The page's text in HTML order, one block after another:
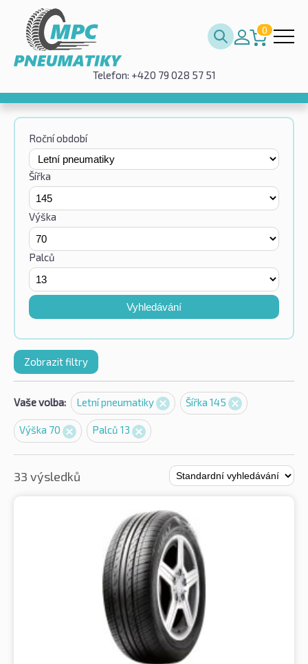
0
Telefon: +420 79 028 57 51
Roční období
Šířka
Výška
Palců
Vyhledávání
Zobrazit filtry
Vaše volba: Letní pneumatiky Šířka 145
Výška 70 Palců 13
33 výsledků